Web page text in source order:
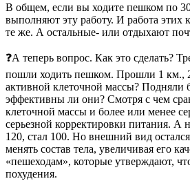
В общем, если вы ходите пешком по
выполняют эту работу. И работа этих
те же. А остальные- или отдыхают
❓А теперь вопрос. Как это сделать?
пошли ходить пешком. Прошли 1 км.,
активной клеточной массы? Подняли
эффективны ли они? Смотря с чем
клеточной массы и более или менее
серьезной корректировки питания.
120, стал 100. Но внешний вид
менять состав тела, увеличивая его
«пешеходам», которые утверждают,
похудения.